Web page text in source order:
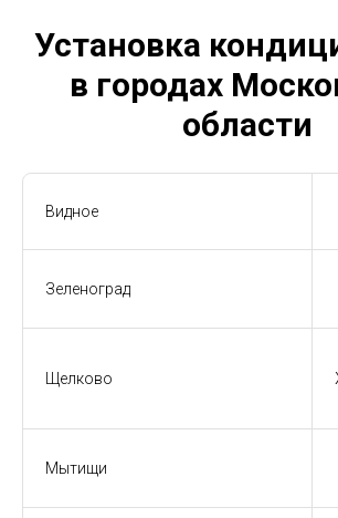
Установка
в городах
области
Видное
Зеленоград
Щелково
Мытищи